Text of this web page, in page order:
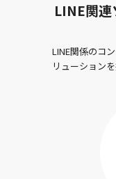
LINE関連
LINE関係のコ
リューション